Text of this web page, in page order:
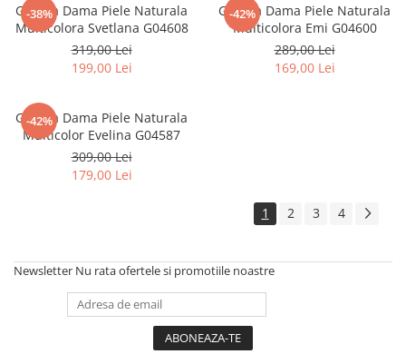
-38%
Geanta Dama Piele Naturala
Multicolora Svetlana G04608
319,00 Lei
199,00 Lei
-42%
Geanta Dama Piele Naturala
Multicolora Emi G04600
289,00 Lei
169,00 Lei
-42%
Geanta Dama Piele Naturala
Multicolor Evelina G04587
309,00 Lei
179,00 Lei
1 2 3 4
Newsletter Nu rata ofertele si promotiile noastre